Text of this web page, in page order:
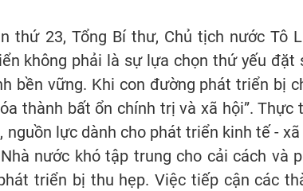
thứ 23, Tổng Bí thư, Chủ tịch nước Tô
không phải là sự lựa chọn thứ yếu đặt
bền vững. Khi con đường phát triển bị
thành bất ổn chính trị và xã hội”. Thực
lực dành cho phát triển kinh tế - xã
nước khó tập trung cho cải cách và
triển bị thu hẹp. Việc tiếp cận các